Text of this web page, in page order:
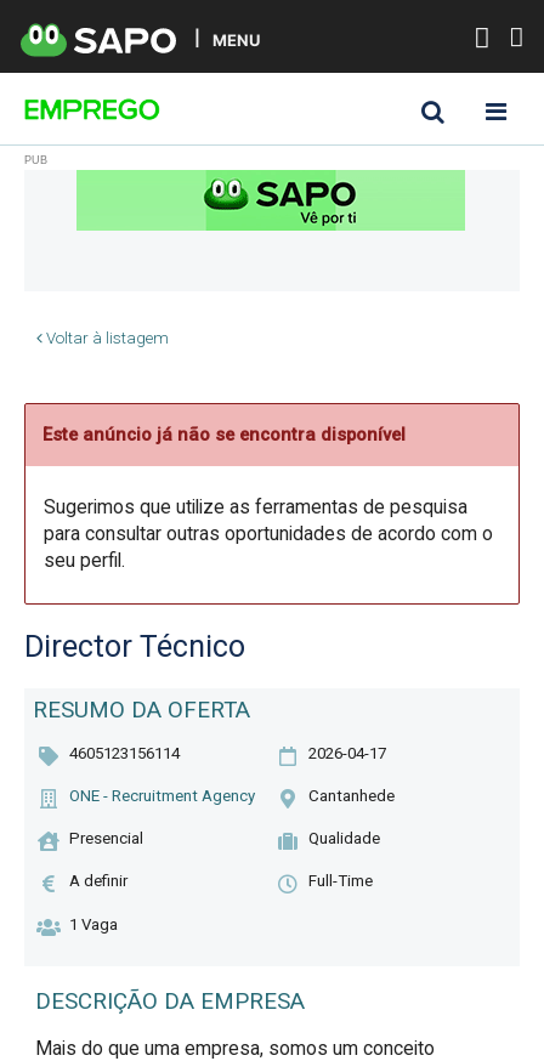
MENU
Voltar à listagem
Este anúncio já não se encontra disponível
Sugerimos que utilize as ferramentas de pesquisa
para consultar outras oportunidades de acordo com o
seu perfil.
Director Técnico
RESUMO DA OFERTA
4605123156114 2026-04-17
ONE - Recruitment Agency Cantanhede
Presencial Qualidade
A definir Full-Time
1 Vaga
DESCRIÇÃO DA EMPRESA
Mais do que uma empresa, somos um conceito